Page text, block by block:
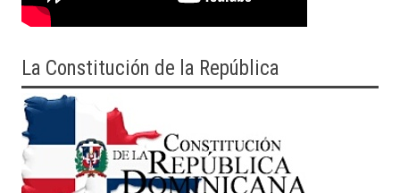
La Constitución de la República